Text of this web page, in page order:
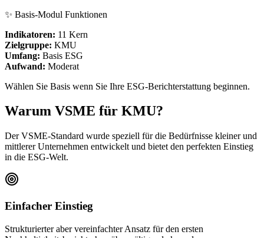
✨ Basis-Modul Funktionen
Indikatoren: 11 Kern
Zielgruppe: KMU
Umfang: Basis ESG
Aufwand: Moderat
Wählen Sie Basis wenn Sie Ihre ESG-Berichterstattung beginnen.
Warum VSME für KMU?
Der VSME-Standard wurde speziell für die Bedürfnisse kleiner und
mittlerer Unternehmen entwickelt und bietet den perfekten Einstieg
in die ESG-Welt.
Einfacher Einstieg
Strukturierter aber vereinfachter Ansatz für den ersten